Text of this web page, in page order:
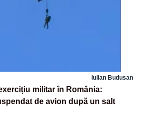
Iulian Budusan
militar în România:
de avion după un salt